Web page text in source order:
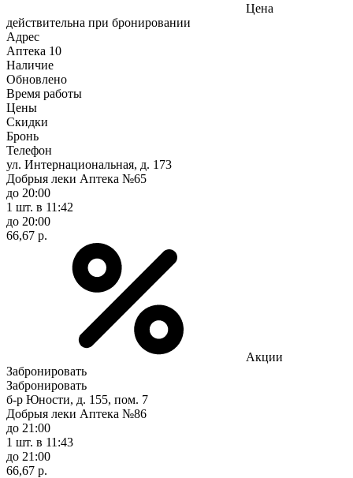
Цена
действительна при бронировании
Адрес
Аптека 10
Наличие
Обновлено
Время работы
Цены
Скидки
Бронь
Телефон
ул. Интернациональная, д. 173
Добрыя леки Аптека №65
до 20:00
1 шт. в 11:42
до 20:00
66,67 р.
Акции
Забронировать
Забронировать
б-р Юности, д. 155, пом. 7
Добрыя леки Аптека №86
до 21:00
1 шт. в 11:43
до 21:00
66,67 р.